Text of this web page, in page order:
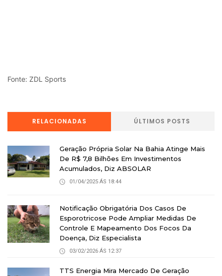
Fonte: ZDL Sports
RELACIONADAS ÚLTIMOS POSTS
Geração Própria Solar Na Bahia Atinge Mais
De R$ 7,8 Bilhões Em Investimentos
Acumulados, Diz ABSOLAR
01/04/2025 ÁS 18:44
Notificação Obrigatória Dos Casos De
Esporotricose Pode Ampliar Medidas De
Controle E Mapeamento Dos Focos Da
Doença, Diz Especialista
03/02/2026 ÁS 12:37
TTS Energia Mira Mercado De Geração